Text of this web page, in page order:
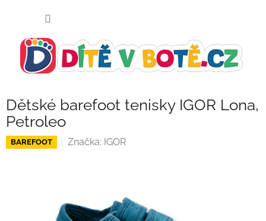
Dětské barefoot tenisky IGOR Lona,
Petroleo
BAREFOOT Značka: IGOR